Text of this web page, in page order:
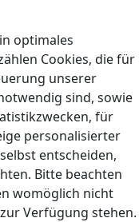
optimales
Cookies, die für
unserer
sind, sowie
für
personalisierter
entscheiden,
Bitte beachten
womöglich nicht
Verfügung stehen.